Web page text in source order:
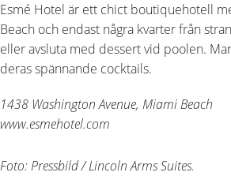
Esmé Hotel är ett chict boutiquehotell
Beach och endast några kvarter från
eller avsluta med dessert vid poolen.
deras spännande cocktails.
1438 Washington Avenue, Miami Beach
www.esmehotel.com
Foto: Pressbild / Lincoln Arms Suites.